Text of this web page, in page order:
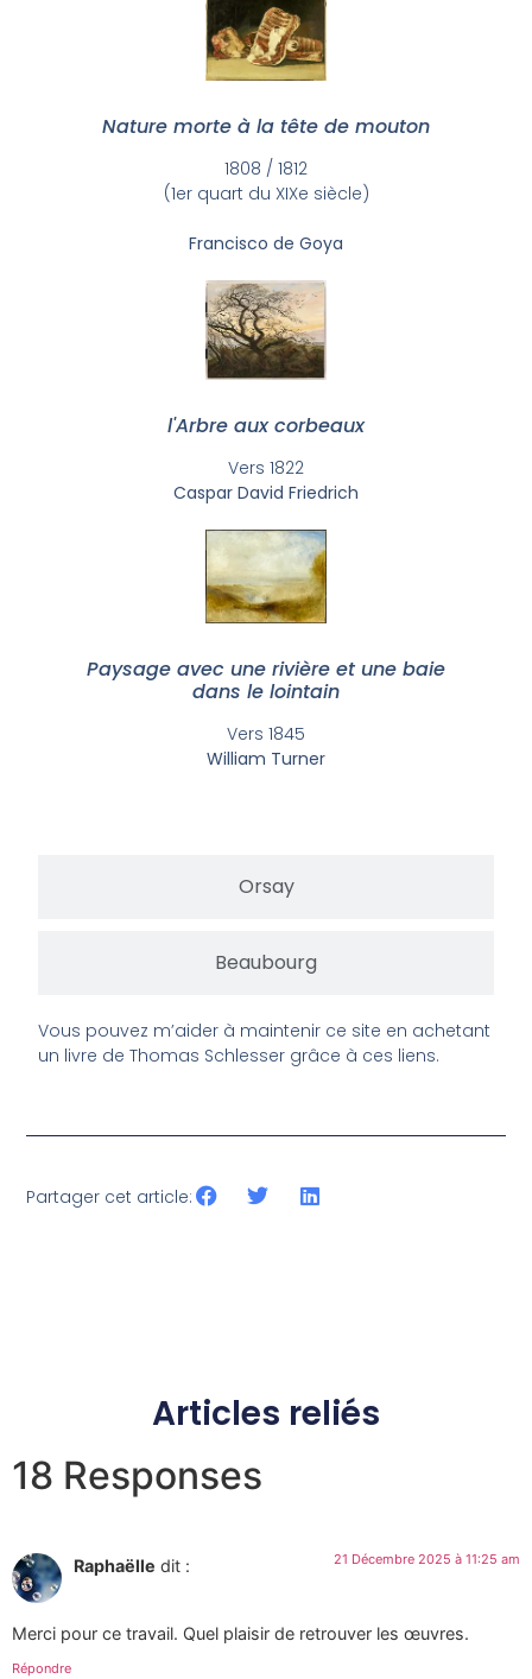
Orsay
Beaubourg
Nature morte à la tête de mouton
1808 / 1812
(1er quart du XIXe siècle)
Francisco de Goya
l'Arbre aux corbeaux
Vers 1822
Caspar David Friedrich
Paysage avec une rivière et une baie
dans le lointain
Vers 1845
William Turner
Vous pouvez m’aider à maintenir ce site en achetant
un livre de Thomas Schlesser grâce à ces liens.
Partager cet article:
Articles reliés
18 Responses
Raphaëlle dit : 21 Décembre 2025 à 11:25 am
Merci pour ce travail. Quel plaisir de retrouver les œuvres.
Répondre